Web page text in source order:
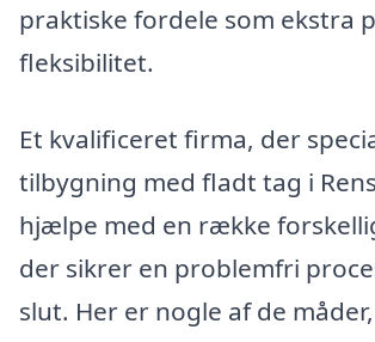
praktiske fordele som ekstra
fleksibilitet.
Et kvalificeret firma, der
tilbygning med fladt tag i
hjælpe med en række
der sikrer en problemfri
slut. Her er nogle af de